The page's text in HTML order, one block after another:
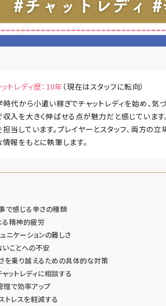
トレディ歴：10年（現在はスタッフに転向）
時代から小遣い稼ぎでチャットレディを始め、
収入を大きく伸ばせる点が魅力だと感じています
当しています。プレイヤーとスタッフ、両方の
情報をもとに執筆します。
で感じる辛さの種類
精神的疲労
ニケーションの難しさ
ことへの不安
を乗り越えるための具体的な対策
ットレディに相談する
で効率アップ
トレスを軽減する